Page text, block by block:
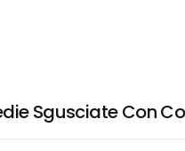
Sgusciate Con